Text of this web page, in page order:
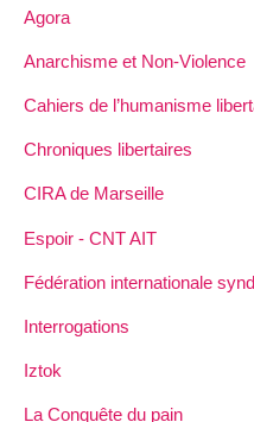
Agora
Anarchisme et Non-Violence
Cahiers de l’humanisme
Chroniques libertaires
CIRA de Marseille
Espoir - CNT AIT
Fédération internationale
Interrogations
Iztok
La Conquête du pain